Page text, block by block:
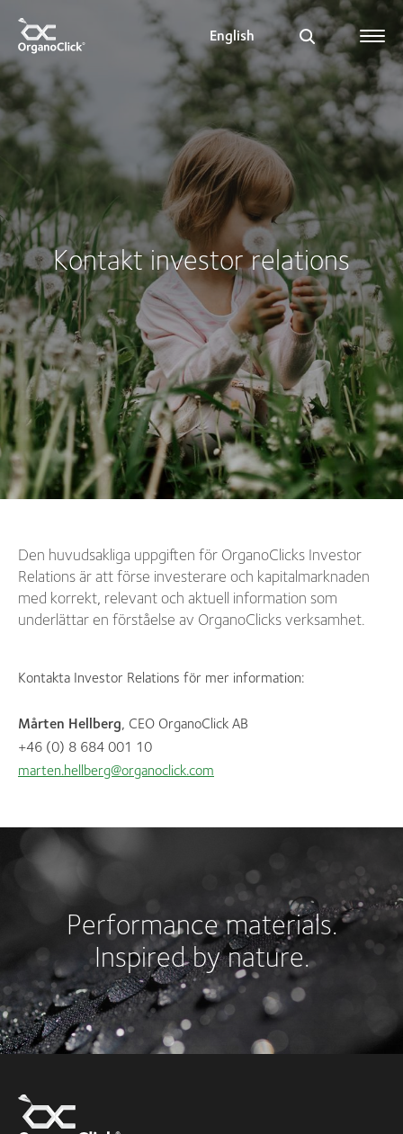
English
Search for:
Kontakt investor relations
Den huvudsakliga uppgiften för OrganoClicks Investor
Relations är att förse investerare och kapitalmarknaden
med korrekt, relevant och aktuell information som
underlättar en förståelse av OrganoClicks verksamhet.
Kontakta Investor Relations för mer information:
Mårten Hellberg, CEO OrganoClick AB
+46 (0) 8 684 001 10
marten.hellberg@organoclick.com
Performance materials.
Inspired by nature.